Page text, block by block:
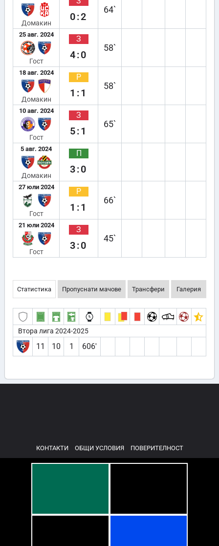
Домакин
0:2
64`
25 авг. 2024
Гост
З
4:0
58`
18 авг. 2024
Домакин
Р
1:1
58`
10 авг. 2024
Гост
З
5:1
65`
5 авг. 2024
Домакин
П
3:0
27 юли 2024
Гост
Р
1:1
66`
21 юли 2024
Гост
З
3:0
45`
Статистика Пропуснати мачове Трансфери Галерия
Втора лига 2024-2025
11 10 1 606′
КОНТАКТИ ОБЩИ УСЛОВИЯ ПОВЕРИТЕЛНОСТ